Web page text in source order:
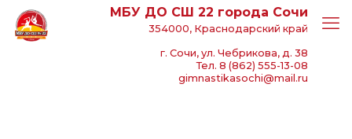
МБУ ДО СШ 22 города Сочи
354000, Краснодарский край
г. Сочи, ул. Чебрикова, д. 38
Тел. 8 (862) 555-13-08
gimnastikasochi@mail.ru